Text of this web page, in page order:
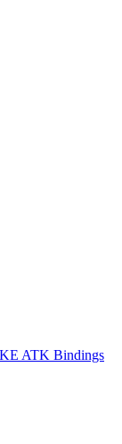
ATK Bindings